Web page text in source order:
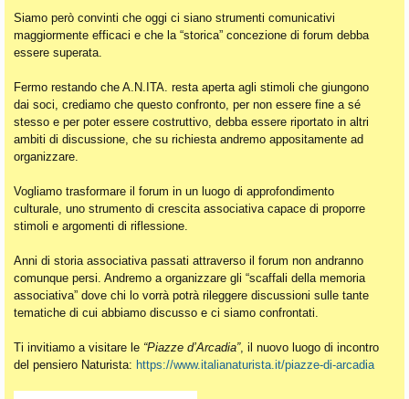
Siamo però convinti che oggi ci siano strumenti comunicativi
maggiormente efficaci e che la “storica” concezione di forum debba
essere superata.
Fermo restando che A.N.ITA. resta aperta agli stimoli che giungono
dai soci, crediamo che questo confronto, per non essere fine a sé
stesso e per poter essere costruttivo, debba essere riportato in altri
ambiti di discussione, che su richiesta andremo appositamente ad
organizzare.
Vogliamo trasformare il forum in un luogo di approfondimento
culturale, uno strumento di crescita associativa capace di proporre
stimoli e argomenti di riflessione.
Anni di storia associativa passati attraverso il forum non andranno
comunque persi. Andremo a organizzare gli “scaffali della memoria
associativa” dove chi lo vorrà potrà rileggere discussioni sulle tante
tematiche di cui abbiamo discusso e ci siamo confrontati.
Ti invitiamo a visitare le “Piazze d’Arcadia”, il nuovo luogo di incontro
del pensiero Naturista: https://www.italianaturista.it/piazze-di-arcadia